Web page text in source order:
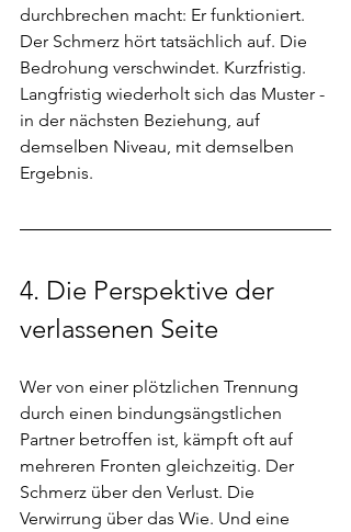
durchbrechen macht: Er funktioniert.
Der Schmerz hört tatsächlich auf. Die
Bedrohung verschwindet. Kurzfristig.
Langfristig wiederholt sich das Muster -
in der nächsten Beziehung, auf
demselben Niveau, mit demselben
Ergebnis.
4. Die Perspektive der
verlassenen Seite
Wer von einer plötzlichen Trennung
durch einen bindungsängstlichen
Partner betroffen ist, kämpft oft auf
mehreren Fronten gleichzeitig. Der
Schmerz über den Verlust. Die
Verwirrung über das Wie. Und eine